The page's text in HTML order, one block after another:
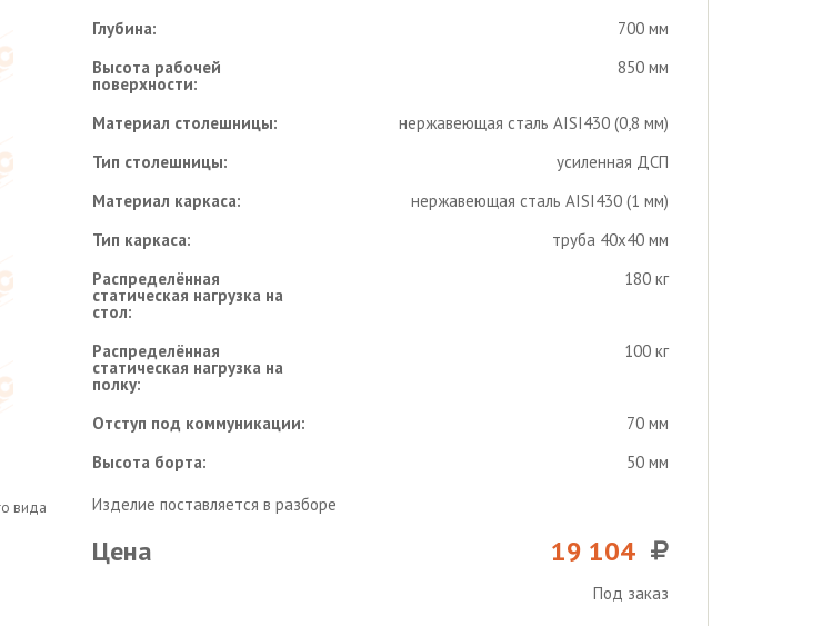
вида
Глубина:
700 мм
Высота рабочей
поверхности:
850 мм
Материал столешницы:
нержавеющая сталь AISI430 (0,8 мм)
Тип столешницы:
усиленная ДСП
Материал каркаса:
нержавеющая сталь AISI430 (1 мм)
Тип каркаса:
труба 40х40 мм
Распределённая
статическая нагрузка на
стол:
180 кг
Распределённая
статическая нагрузка на
полку:
100 кг
Отступ под коммуникации:
70 мм
Высота борта:
50 мм
Изделие поставляется в разборе
Цена 19 104
Под заказ